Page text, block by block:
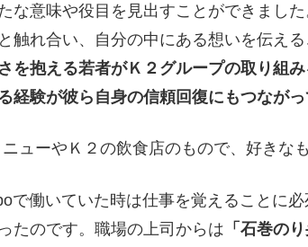
な意味や役目を見出すことができまし
触れ合い、自分の中にある想いを伝え
を抱える若者がＫ２グループの取り組
経験が彼ら自身の信頼回復にもつながっ
ューやＫ２の飲食店のもので、好きな
で働いていた時は仕事を覚えることに
たのです。職場の上司からは 「石巻の